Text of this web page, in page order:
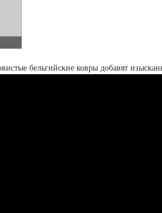
бельгийские ковры добавят